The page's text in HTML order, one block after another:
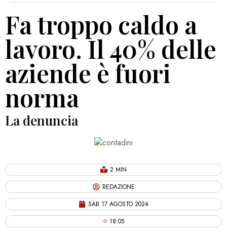
Fa troppo caldo a
lavoro. Il 40% delle
aziende è fuori
norma
La denuncia
2 MIN
REDAZIONE
SAB 17 AGOSTO 2024
18:05